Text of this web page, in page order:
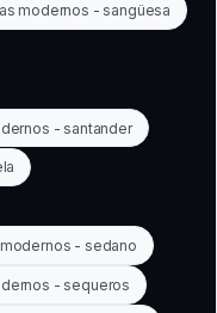
modernos - sangüesa
- santander
- sedano
- sequeros